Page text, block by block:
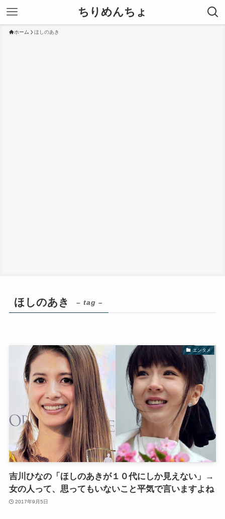
ちりめんちょ
ホーム ほしのあき
ほしのあき – tag –
エンタメ
吉川ひなの「ほしのあきが１０代にしか見えない」→
女の人って、思ってもいないこと平気で言いますよね
2017年9月5日